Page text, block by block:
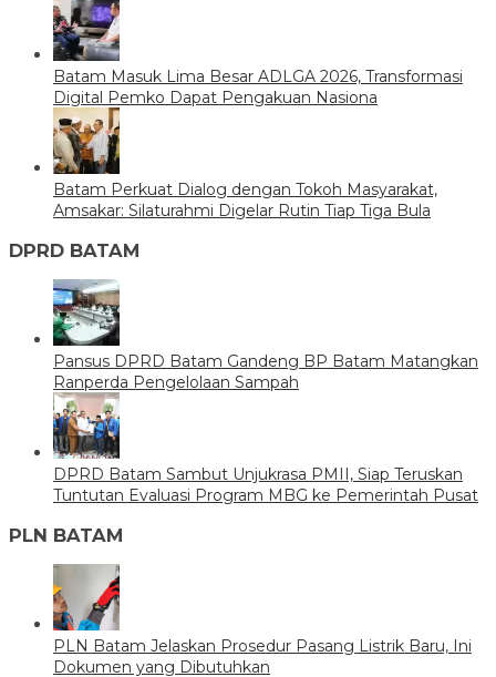
Batam Masuk Lima Besar ADLGA 2026, Transformasi
Digital Pemko Dapat Pengakuan Nasiona
Batam Perkuat Dialog dengan Tokoh Masyarakat,
Amsakar: Silaturahmi Digelar Rutin Tiap Tiga Bula
DPRD BATAM
Pansus DPRD Batam Gandeng BP Batam Matangkan
Ranperda Pengelolaan Sampah
DPRD Batam Sambut Unjukrasa PMII, Siap Teruskan
Tuntutan Evaluasi Program MBG ke Pemerintah Pusat
PLN BATAM
PLN Batam Jelaskan Prosedur Pasang Listrik Baru, Ini
Dokumen yang Dibutuhkan